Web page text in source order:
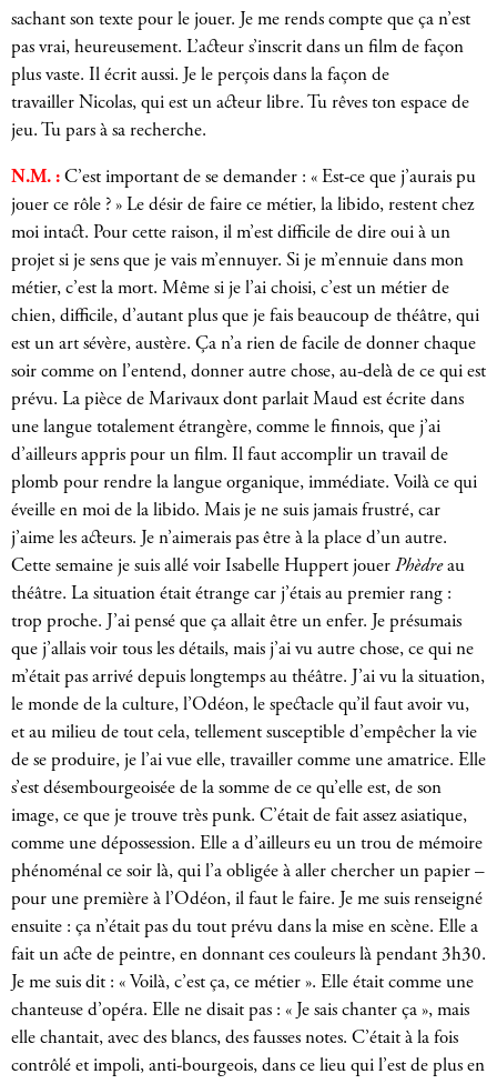
sachant son texte pour le jouer. Je me rends compte que ça n’est
pas vrai, heureusement. L’acteur s’inscrit dans un film de façon
plus vaste. Il écrit aussi. Je le perçois dans la façon de
travailler Nicolas, qui est un acteur libre. Tu rêves ton espace de
jeu. Tu pars à sa recherche.
N.M. : C’est important de se demander : « Est-ce que j’aurais pu
jouer ce rôle ? » Le désir de faire ce métier, la libido, restent chez
moi intact. Pour cette raison, il m’est difficile de dire oui à un
projet si je sens que je vais m’ennuyer. Si je m’ennuie dans mon
métier, c’est la mort. Même si je l’ai choisi, c’est un métier de
chien, difficile, d’autant plus que je fais beaucoup de théâtre, qui
est un art sévère, austère. Ça n’a rien de facile de donner chaque
soir comme on l’entend, donner autre chose, au-delà de ce qui est
prévu. La pièce de Marivaux dont parlait Maud est écrite dans
une langue totalement étrangère, comme le finnois, que j’ai
d’ailleurs appris pour un film. Il faut accomplir un travail de
plomb pour rendre la langue organique, immédiate. Voilà ce qui
éveille en moi de la libido. Mais je ne suis jamais frustré, car
j’aime les acteurs. Je n’aimerais pas être à la place d’un autre.
Cette semaine je suis allé voir Isabelle Huppert jouer Phèdreau
théâtre. La situation était étrange car j’étais au premier rang :
trop proche. J’ai pensé que ça allait être un enfer. Je présumais
que j’allais voir tous les détails, mais j’ai vu autre chose, ce qui ne
m’était pas arrivé depuis longtemps au théâtre. J’ai vu la situation,
le monde de la culture, l’Odéon, le spectacle qu’il faut avoir vu,
et au milieu de tout cela, tellement susceptible d’empêcher la vie
de se produire, je l’ai vue elle, travailler comme une amatrice. Elle
s’est désembourgeoisée de la somme de ce qu’elle est, de son
image, ce que je trouve très punk. C’était de fait assez asiatique,
comme une dépossession. Elle a d’ailleurs eu un trou de mémoire
phénoménal ce soir là, qui l’a obligée à aller chercher un papier –
pour une première à l’Odéon, il faut le faire. Je me suis renseigné
ensuite : ça n’était pas du tout prévu dans la mise en scène. Elle a
fait un acte de peintre, en donnant ces couleurs là pendant 3h30.
Je me suis dit : « Voilà, c’est ça, ce métier ». Elle était comme une
chanteuse d’opéra. Elle ne disait pas : « Je sais chanter ça », mais
elle chantait, avec des blancs, des fausses notes. C’était à la fois
contrôlé et impoli, anti-bourgeois, dans ce lieu qui l’est de plus en